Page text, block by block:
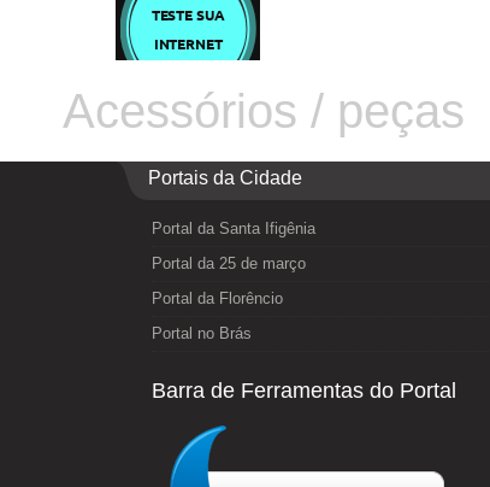
Acessórios / peças
Portais da Cidade
Portal da Santa Ifigênia
Portal da 25 de março
Portal da Florêncio
Portal no Brás
Barra de Ferramentas do Portal